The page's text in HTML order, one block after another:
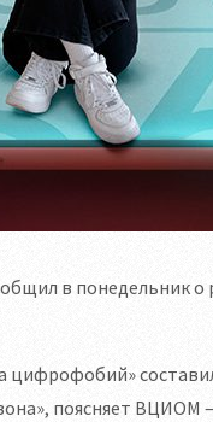
в понедельник о
цифрофобий»
поясняет